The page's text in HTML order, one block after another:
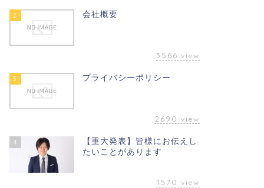
2 会社概要
3566 view
3 プライバシーポリシー
2690 view
4
【重大発表】皆様にお伝えし
たいことがあります
1570 view